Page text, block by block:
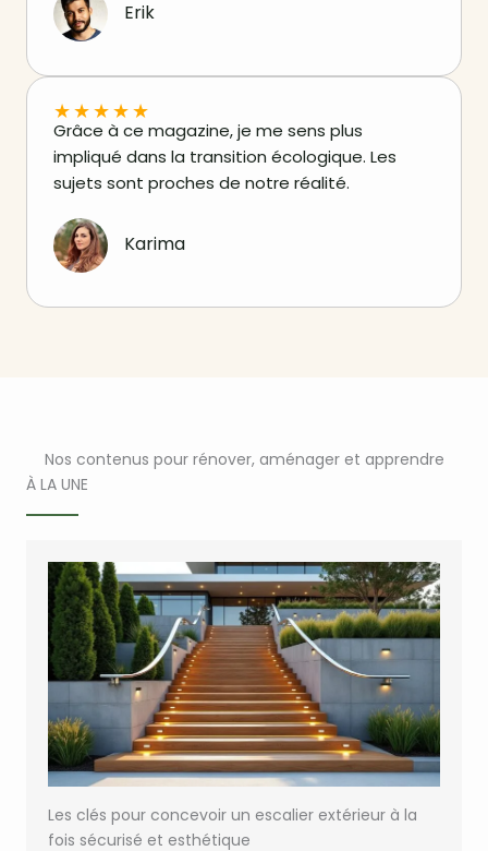
Erik
★★★★★
Grâce à ce magazine, je me sens plus
impliqué dans la transition écologique. Les
sujets sont proches de notre réalité.
Karima
Nos contenus pour rénover, aménager et apprendre
À LA UNE
Les clés pour concevoir un escalier extérieur à la
fois sécurisé et esthétique